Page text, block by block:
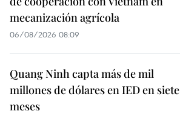
mecanización agrícola
06/08/2026 08:09
Quang Ninh capta más de mil
millones de dólares en IED en siete
meses